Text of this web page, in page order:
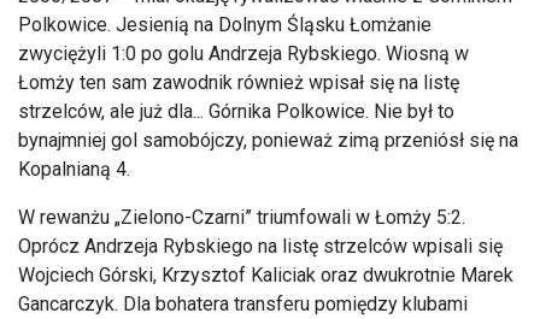
Polkowice. Jesienią na Dolnym Śląsku Łomżanie
zwyciężyli 1:0 po golu Andrzeja Rybskiego. Wiosną w
Łomży ten sam zawodnik również wpisał się na listę
strzelców, ale już dla... Górnika Polkowice. Nie był to
bynajmniej gol samobójczy, ponieważ zimą przeniósł się na
Kopalnianą 4.
W rewanżu „Zielono-Czarni” triumfowali w Łomży 5:2.
Oprócz Andrzeja Rybskiego na listę strzelców wpisali się
Wojciech Górski, Krzysztof Kaliciak oraz dwukrotnie Marek
Gancarczyk. Dla bohatera transferu pomiędzy klubami